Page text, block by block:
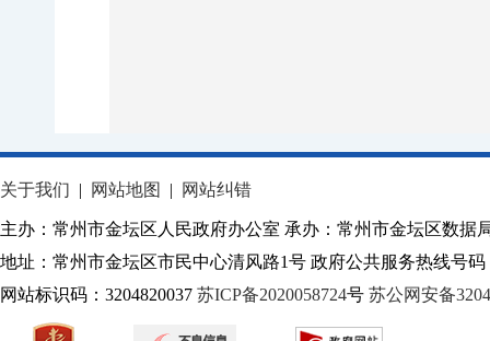
关于我们 | 网站地图 | 网站纠错
主办：常州市金坛区人民政府办公室 承办：常州市金坛区数据
地址：常州市金坛区市民中心清风路1号 政府公共服务热线号码
网站标识码：3204820037 苏ICP备2020058724号 苏公网安备